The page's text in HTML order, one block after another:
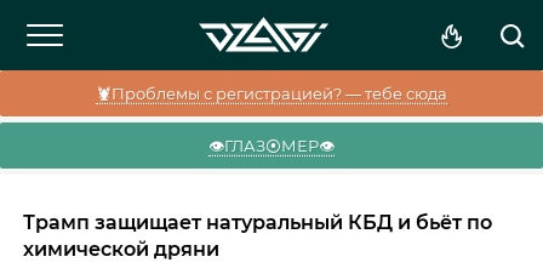
🦞Проблемы с регистрацией? — тебе сюда
👁️ГЛАЗ⦿МЕР👁️
Трамп защищает натуральный КБД и бьёт по
химической дряни